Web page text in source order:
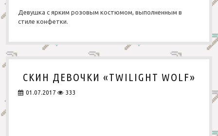
Девушка с ярким розовым костюмом, выполненным в
стиле конфетки.
СКИН ДЕВОЧКИ «TWILIGHT WOLF»
01.07.2017 333